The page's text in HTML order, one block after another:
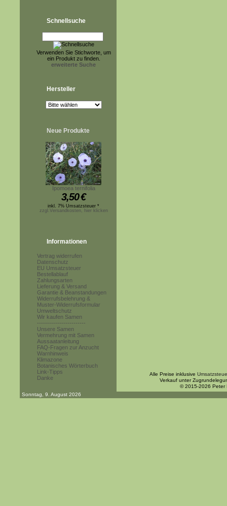
Schnellsuche
Verwenden Sie Stichworte, um
ein Produkt zu finden.
erweiterte Suche
Hersteller
Neue Produkte
Ipomoea ternifolia
3,50€
inkl. 7% Umsatzsteuer *
zzgl.Versandkosten, hier klicken
Informationen
Vertrag widerrufen
Datenschutz
EU Umsatzsteuer
Bestellablauf
Zahlungsarten
Lieferung & Versand
Garantie & Beanstandungen
Widerrufsbelehrung &
Muster-Widerrufsformular
Umweltschutz
Wir kaufen Samen
------------------------
Unsere Samen
Vermehrung mit Samen
Aussaatanleitung
FAQ-Fragen zur Anzucht
Warnhinweis
Klimazone
Botanisches Wörterbuch
Link-Tipps
Danke
Alle Preise inklusive
Verkauf unter
© 2015-2026 Peter
Sonntag, 9. August 2026